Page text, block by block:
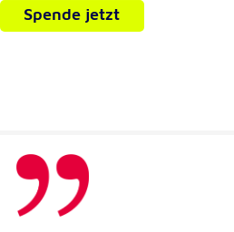
Spende jetzt
Kartendiensten anzeigen zu
diesen externen Diensten
Zweck:
Einbinden und Anzeigen von